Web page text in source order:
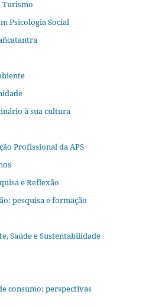
Turismo
Psicologia Social
à sua cultura
Profissional da APS
e Reflexão
pesquisa e formação
Saúde e Sustentabilidade
consumo: perspectivas